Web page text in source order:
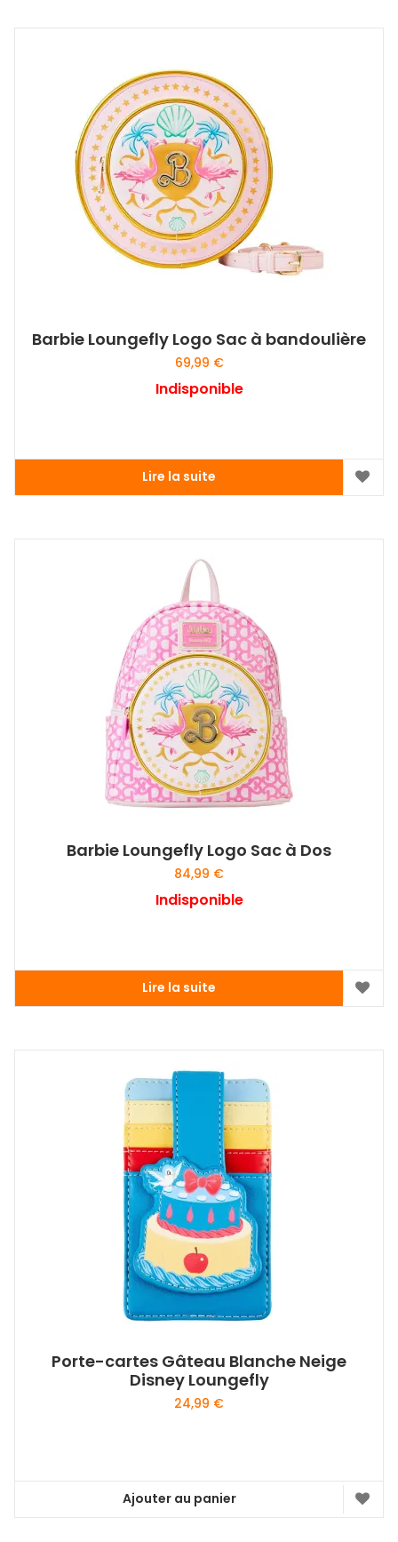
Barbie Loungefly Logo Sac à bandoulière
69,99 €
Indisponible
Lire la suite
Barbie Loungefly Logo Sac à Dos
84,99 €
Indisponible
Lire la suite
Porte-cartes Gâteau Blanche Neige
Disney Loungefly
24,99 €
Ajouter au panier